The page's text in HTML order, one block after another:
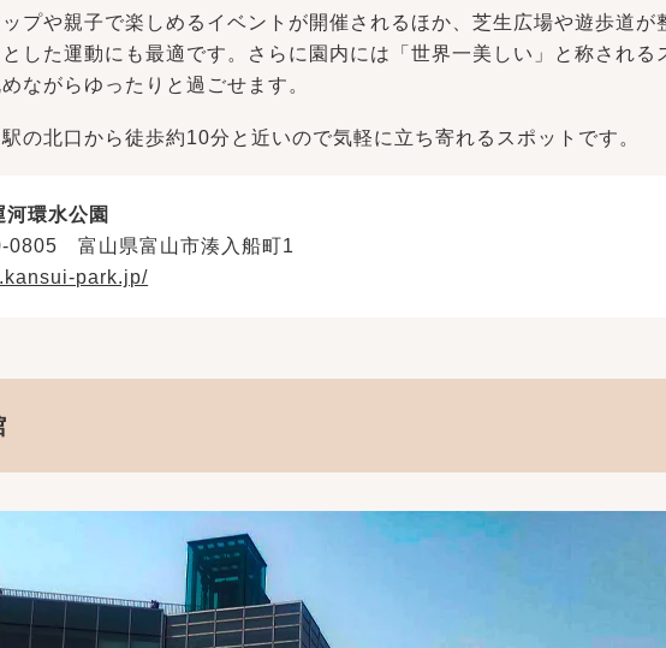
プや親子で楽しめるイベントが開催されるほか、芝生広場や遊歩道が
した運動にも最適です。さらに園内には「世界一美しい」と称される
ながらゆったりと過ごせます。
の北口から徒歩約10分と近いので気軽に立ち寄れるスポットです。
環水公園
0805 富山県富山市湊入船町1
park.jp/